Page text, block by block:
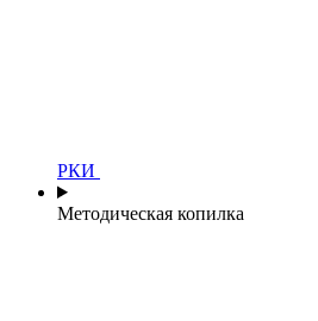
РКИ
Методическая копилка